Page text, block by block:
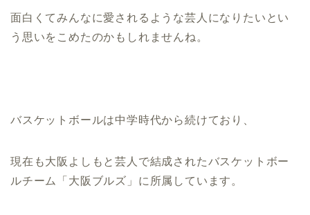
面白くてみんなに愛されるような芸人になりたいとい
う思いをこめたのかもしれませんね。
バスケットボールは中学時代から続けており、
現在も大阪よしもと芸人で結成されたバスケットボー
ルチーム「大阪ブルズ」に所属しています。